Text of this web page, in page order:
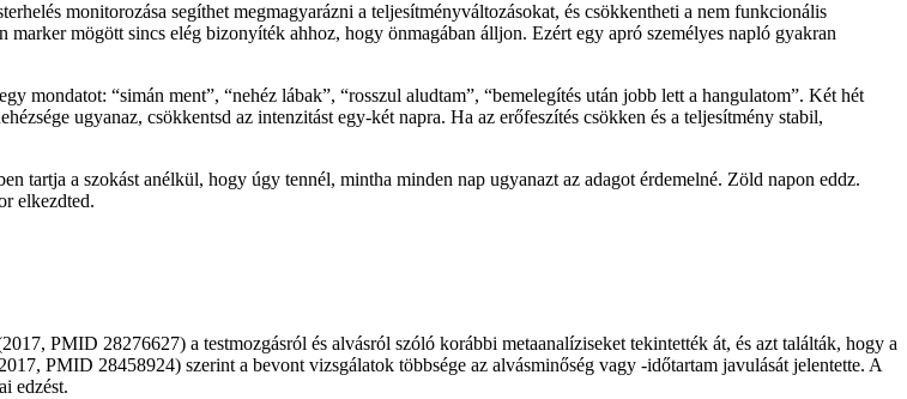
monitorozása segíthet megmagyarázni a teljesítményváltozásokat, és csökkentheti a nem funkcionális
mögött sincs elég bizonyíték ahhoz, hogy önmagában álljon. Ezért egy apró személyes napló gyakran
mondatot: “simán ment”, “nehéz lábak”, “rosszul aludtam”, “bemelegítés után jobb lett a hangulatom”. Két hét
ugyanaz, csökkentsd az intenzitást egy-két napra. Ha az erőfeszítés csökken és a teljesítmény stabil,
tartja a szokást anélkül, hogy úgy tennél, mintha minden nap ugyanazt az adagot érdemelné. Zöld napon eddz.
elkezdted.
PMID 28276627) a testmozgásról és alvásról szóló korábbi metaanalíziseket tekintették át, és azt találták, hogy a
PMID 28458924) szerint a bevont vizsgálatok többsége az alvásminőség vagy -időtartam javulását jelentette. A
edzést.